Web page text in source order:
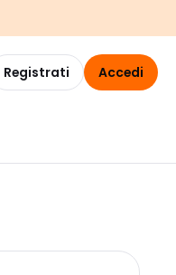
Registrati Accedi